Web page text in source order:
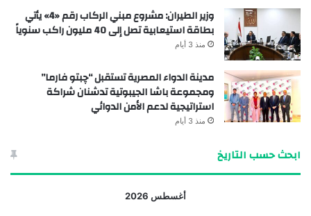
وزير الطيران: مشروع مبني الركاب رقم «4» يأتي
بطاقة استيعابية تصل إلى 40 مليون راكب سنوياً
منذ 3 أيام
مدينة الدواء المصرية تستقبل “چبتو فارما”
ومجموعة باشا الجيبوتية تدشنان شراكة
استراتيجية لدعم الأمن الدوائي
منذ 3 أيام
ابحث حسب التاريخ
أغسطس 2026